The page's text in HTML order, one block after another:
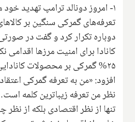
۱- امروز دونالد ترامپ تهدید
تعرفه‌های گمرکی سنگین بر
دوباره تکرار کرد و گفت در
کانادا برای امنیت مرزها اقدامی
۲۵% گمرکی بر محصولات
افزود: «من به تعرفه گمرکی
نظر من تعرفه زیباترین کلمه
تنها از نظر اقتصادی بلکه از نظر